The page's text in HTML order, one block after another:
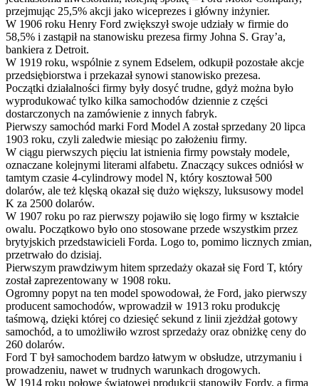
przejmując 25,5% akcji jako wiceprezes i główny inżynier.
W 1906 roku Henry Ford zwiększył swoje udziały w firmie do
58,5% i zastąpił na stanowisku prezesa firmy Johna S. Gray’a,
bankiera z Detroit.
W 1919 roku, wspólnie z synem Edselem, odkupił pozostałe akcje
przedsiębiorstwa i przekazał synowi stanowisko prezesa.
Początki działalności firmy były dosyć trudne, gdyż można było
wyprodukować tylko kilka samochodów dziennie z części
dostarczonych na zamówienie z innych fabryk.
Pierwszy samochód marki Ford Model A został sprzedany 20 lipca
1903 roku, czyli zaledwie miesiąc po założeniu firmy.
W ciągu pierwszych pięciu lat istnienia firmy powstały modele,
oznaczane kolejnymi literami alfabetu. Znaczący sukces odniósł w
tamtym czasie 4-cylindrowy model N, który kosztował 500
dolarów, ale też klęską okazał się dużo większy, luksusowy model
K za 2500 dolarów.
W 1907 roku po raz pierwszy pojawiło się logo firmy w kształcie
owalu. Początkowo było ono stosowane przede wszystkim przez
brytyjskich przedstawicieli Forda. Logo to, pomimo licznych zmian,
przetrwało do dzisiaj.
Pierwszym prawdziwym hitem sprzedaży okazał się Ford T, który
został zaprezentowany w 1908 roku.
Ogromny popyt na ten model spowodował, że Ford, jako pierwszy
producent samochodów, wprowadził w 1913 roku produkcję
taśmową, dzięki której co dziesięć sekund z linii zjeżdżał gotowy
samochód, a to umożliwiło wzrost sprzedaży oraz obniżkę ceny do
260 dolarów.
Ford T był samochodem bardzo łatwym w obsłudze, utrzymaniu i
prowadzeniu, nawet w trudnych warunkach drogowych.
W 1914 roku połowę światowej produkcji stanowiły Fordy, a firma